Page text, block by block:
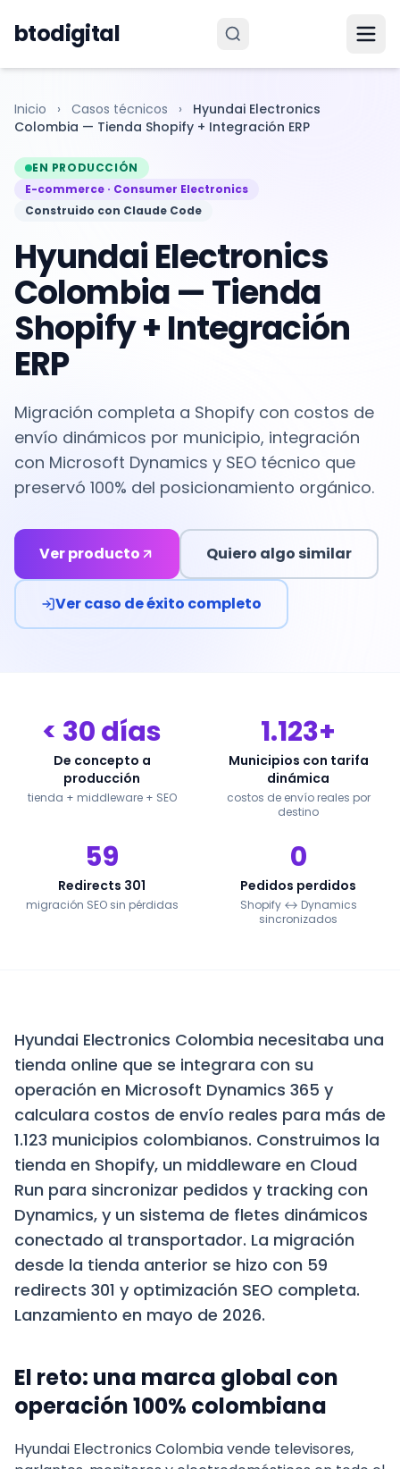
btodigital
Inicio › Casos técnicos ›
Hyundai Electronics
Colombia — Tienda Shopify + Integración ERP
EN PRODUCCIÓN
E-commerce · Consumer Electronics
Construido con Claude Code
Hyundai Electronics
Colombia — Tienda
Shopify + Integración
ERP
Migración completa a Shopify con costos de
envío dinámicos por municipio, integración
con Microsoft Dynamics y SEO técnico que
preservó 100% del posicionamiento orgánico.
Ver producto Quiero algo similar
Ver caso de éxito completo
< 30 días
De concepto a
producción
tienda + middleware + SEO
1.123+
Municipios con tarifa
dinámica
costos de envío reales por
destino
59
Redirects 301
migración SEO sin pérdidas
0
Pedidos perdidos
Shopify ↔ Dynamics
sincronizados
Hyundai Electronics Colombia necesitaba una
tienda online que se integrara con su
operación en Microsoft Dynamics 365 y
calculara costos de envío reales para más de
1.123 municipios colombianos. Construimos la
tienda en Shopify, un middleware en Cloud
Run para sincronizar pedidos y tracking con
Dynamics, y un sistema de fletes dinámicos
conectado al transportador. La migración
desde la tienda anterior se hizo con 59
redirects 301 y optimización SEO completa.
Lanzamiento en mayo de 2026.
El reto: una marca global con
operación 100% colombiana
Hyundai Electronics Colombia vende televisores,